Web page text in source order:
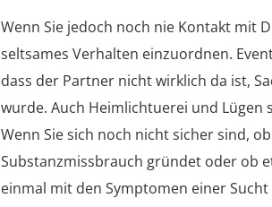
Wenn Sie jedoch noch nie Kontakt mit
seltsames Verhalten einzuordnen.
dass der Partner nicht wirklich da ist,
wurde. Auch Heimlichtuerei und Lügen
Wenn Sie sich noch nicht sicher sind,
Substanzmissbrauch gründet oder ob
einmal mit den Symptomen einer